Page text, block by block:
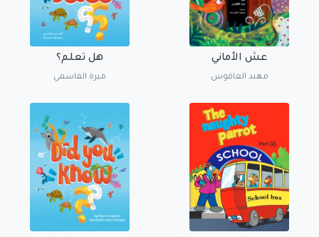
عش الأماني
مهند العاقوس
هل تعلم؟
ميرة القاسمي